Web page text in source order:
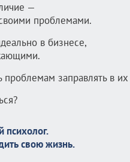
—
проблемами.
в бизнесе,
проблемам заправлять в
психолог.
свою жизнь.